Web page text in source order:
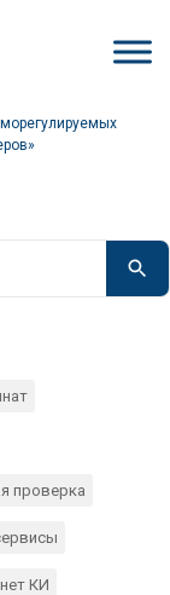
проверка
КИ